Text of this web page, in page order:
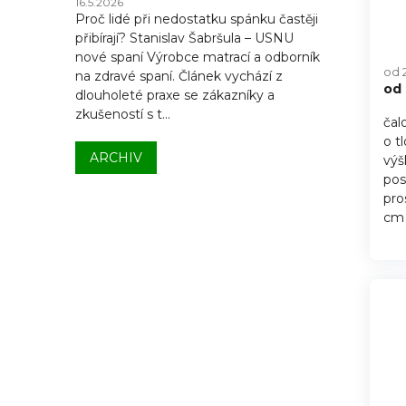
Proč lidé při nedostatku spánku častěji
přibírají? Stanislav Šabršula – USNU
nové spaní Výrobce matrací a odborník
na zdravé spaní. Článek vychází z
dlouholeté praxe se zákazníky a
zkušeností s t...
ARCHIV
od
od
o
cm